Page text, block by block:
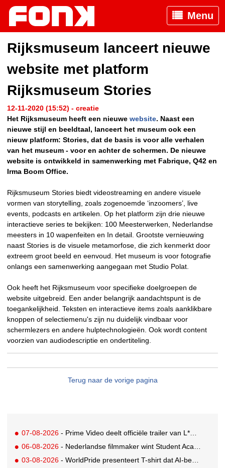
Menu
Rijksmuseum lanceert nieuwe
website met platform
Rijksmuseum Stories
12-11-2020 (15:52) - creatie
Het Rijksmuseum heeft een nieuwe website. Naast een
nieuwe stijl en beeldtaal, lanceert het museum ook een
nieuw platform: Stories, dat de basis is voor alle verhalen
van het museum - voor en achter de schermen. De nieuwe
website is ontwikkeld in samenwerking met Fabrique, Q42 en
Irma Boom Office.
Rijksmuseum Stories biedt videostreaming en andere visuele
vormen van storytelling, zoals zogenoemde ‘inzoomers’, live
events, podcasts en artikelen. Op het platform zijn drie nieuwe
interactieve series te bekijken: 100 Meesterwerken, Nederlandse
meesters in 10 wapenfeiten en In detail. Grootste vernieuwing
naast Stories is de visuele metamorfose, die zich kenmerkt door
extreem groot beeld en eenvoud. Het museum is voor fotografie
onlangs een samenwerking aangegaan met Studio Polat.
Ook heeft het Rijksmuseum voor specifieke doelgroepen de
website uitgebreid. Een ander belangrijk aandachtspunt is de
toegankelijkheid. Teksten en interactieve items zoals aanklikbare
knoppen of selectiemenu's zijn nu duidelijk vindbaar voor
schermlezers en andere hulptechnologieën. Ook wordt content
voorzien van audiodescriptie en ondertiteling.
Terug naar de vorige pagina
07-08-2026 - Prime Video deelt officiële trailer van L*VE KLEINE
06-08-2026 - Nederlandse filmmaker wint Student Academy Award
03-08-2026 - WorldPride presenteert T-shirt dat AI-bewakingscamera's misleidt